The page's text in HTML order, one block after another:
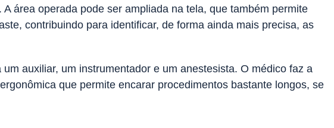
área operada pode ser ampliada na tela, que também permite
contribuindo para identificar, de forma ainda mais precisa, as
auxiliar, um instrumentador e um anestesista. O médico faz a
que permite encarar procedimentos bastante longos, se